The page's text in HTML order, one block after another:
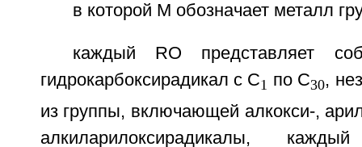
в которой М обозначает металл
каждый RO представляет
гидрокарбоксирадикал с C1 по С30,
из группы, включающей алкокси-,
алкиларилоксирадикалы,